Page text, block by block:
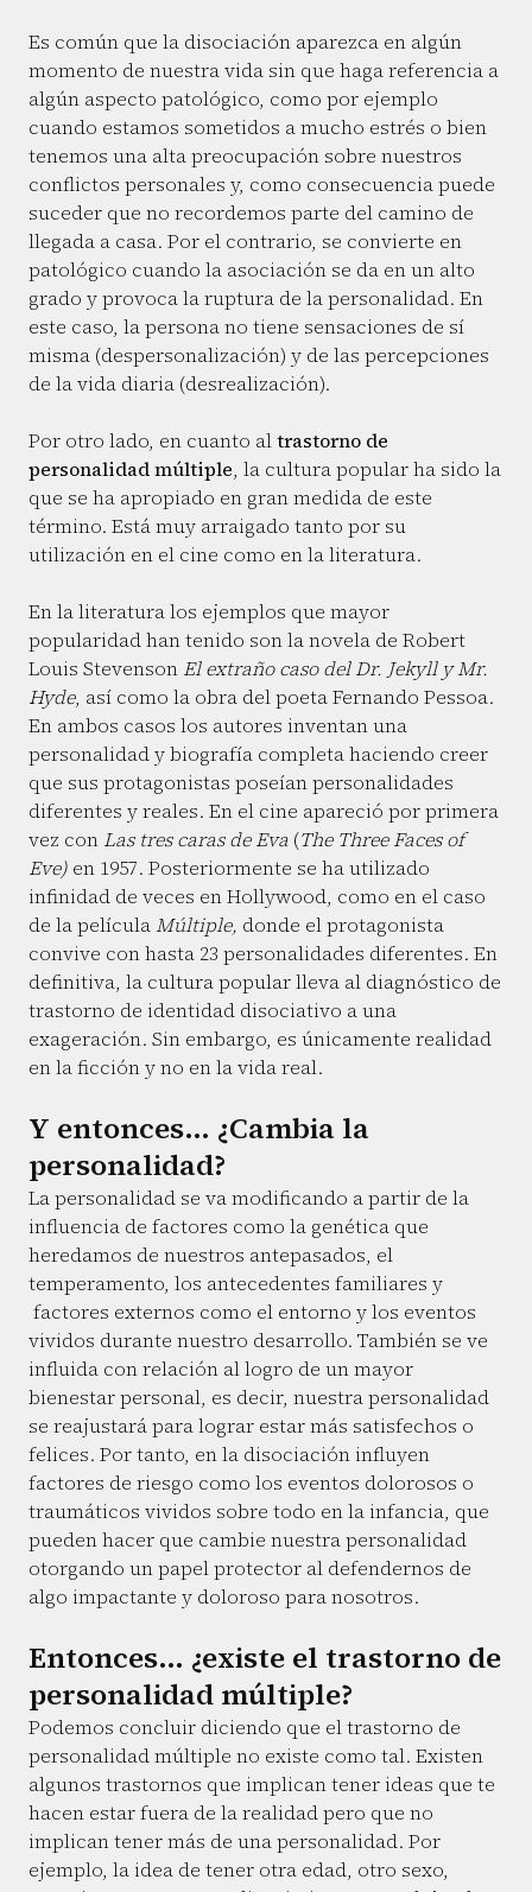
Es común que la disociación aparezca en algún
momento de nuestra vida sin que haga referencia a
algún aspecto patológico, como por ejemplo
cuando estamos sometidos a mucho estrés o bien
tenemos una alta preocupación sobre nuestros
conflictos personales y, como consecuencia puede
suceder que no recordemos parte del camino de
llegada a casa. Por el contrario, se convierte en
patológico cuando la asociación se da en un alto
grado y provoca la ruptura de la personalidad. En
este caso, la persona no tiene sensaciones de sí
misma (despersonalización) y de las percepciones
de la vida diaria (desrealización).
Por otro lado, en cuanto altrastorno de
personalidad múltiple, la cultura popular ha sido la
que se ha apropiado en gran medida de este
término. Está muy arraigado tanto por su
utilización en el cine como en la literatura.
En la literatura los ejemplos que mayor
popularidad han tenido son la novela de Robert
Louis Stevenson El extraño caso del Dr. Jekyll y Mr.
Hyde, así como la obra del poeta Fernando Pessoa.
En ambos casos los autores inventan una
personalidad y biografía completa haciendo creer
que sus protagonistas poseían personalidades
diferentes y reales. En el cine apareció por primera
vez con Las tres caras de Eva (The Three Faces of
Eve) en 1957. Posteriormente se ha utilizado
infinidad de veces en Hollywood, como en el caso
de la películaMúltiple, donde el protagonista
convive con hasta 23 personalidades diferentes. En
definitiva, la cultura popular lleva al diagnóstico de
trastorno de identidad disociativo a una
exageración. Sin embargo, es únicamente realidad
en la ficción y no en la vida real.
Y entonces... ¿Cambia la
personalidad?
La personalidad se va modificando a partir de la
influencia de factores como la genética que
heredamos de nuestros antepasados, el
temperamento, los antecedentes familiares y
factores externos como el entorno y los eventos
vividos durante nuestro desarrollo. También se ve
influida con relación al logro de un mayor
bienestar personal, es decir, nuestra personalidad
se reajustará para lograr estar más satisfechos o
felices. Por tanto, en la disociación influyen
factores de riesgo como los eventos dolorosos o
traumáticos vividos sobre todo en la infancia, que
pueden hacer que cambie nuestra personalidad
otorgando un papel protector al defendernos de
algo impactante y doloroso para nosotros.
Entonces... ¿existe el trastorno de
personalidad múltiple?
Podemos concluir diciendo que el trastorno de
personalidad múltiple no existe como tal. Existen
algunos trastornos que implican tener ideas que te
hacen estar fuera de la realidad pero que no
implican tener más de una personalidad. Por
ejemplo, la idea de tener otra edad, otro sexo,